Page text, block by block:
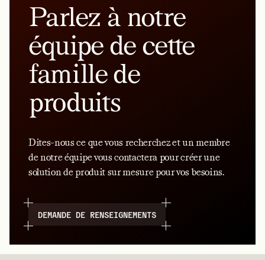
Parlez à notre
équipe de cette
famille de
produits
Dites-nous ce que vous recherchez et un membre
de notre équipe vous contactera pour créer une
solution de produit sur mesure pour vos besoins.
DEMANDE DE RENSEIGNEMENTS